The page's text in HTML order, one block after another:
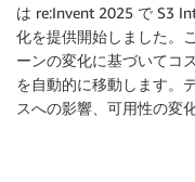
は re:Invent 2025 で S3
化を提供開始しました。
ーンの変化に基づいてコ
を自動的に移動します。
スへの影響、可用性の変